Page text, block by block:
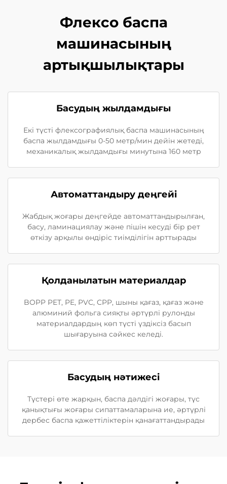
Флексо баспа
машинасының
артықшылықтары
Басудың жылдамдығы
Екі түсті флексографиялық баспа машинасының
баспа жылдамдығы 0-50 метр/мин дейін жетеді,
механикалық жылдамдығы минутына 160 метр
Автоматтандыру деңгейі
Жабдық жоғары деңгейде автоматтандырылған,
басу, ламинациялау және пішін кесуді бір рет
өткізу арқылы өндіріс тиімділігін арттырады
Қолданылатын материалдар
BOPP PET, PE, PVC, CPP, шыны қағаз, қағаз және
алюминий фольга сияқты әртүрлі рулонды
материалдардың көп түсті үздіксіз басып
шығаруына сәйкес келеді.
Басудың нәтижесі
Түстері өте жарқын, баспа дәлдігі жоғары, түс
қанықтығы жоғары сипаттамаларына ие, әртүрлі
дербес баспа қажеттіліктерін қанағаттандырады